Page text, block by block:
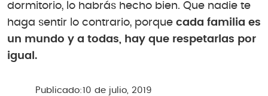
dormitorio, lo habrás hecho bien. Que nadie te
haga sentir lo contrario, porque cada familia es
un mundo y a todas, hay que respetarlas por
igual.
Publicado:10 de julio, 2019